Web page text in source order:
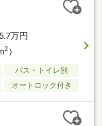
5.7万円
2）
バス・トイレ別
オートロック付き